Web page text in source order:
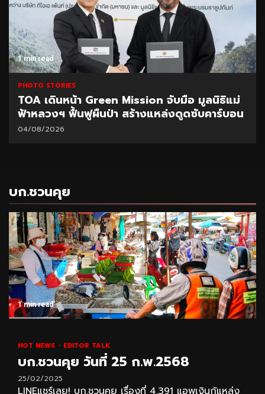
1 min read
PHOTO STORIES
TOA เดินหน้า Green Mission จับมือ มูลนิธิแม่
ฟ้าหลวงฯ ฟื้นฟูผืนป่า สร้างแหล่งดูดซับคาร์บอน
04/08/2026
บก.ชวนคุย
1 min read
HOT NEWS EDITOR TALK
บก.ชวนคุย วันที่ 25 ก.พ.2568
25/02/2025